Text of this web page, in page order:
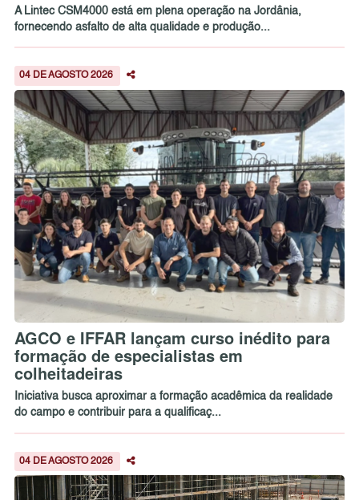
A Lintec CSM4000 está em plena operação na Jordânia,
fornecendo asfalto de alta qualidade e produção...
04 DE AGOSTO 2026
AGCO e IFFAR lançam curso inédito para
formação de especialistas em
colheitadeiras
Iniciativa busca aproximar a formação acadêmica da realidade
do campo e contribuir para a qualificaç...
04 DE AGOSTO 2026